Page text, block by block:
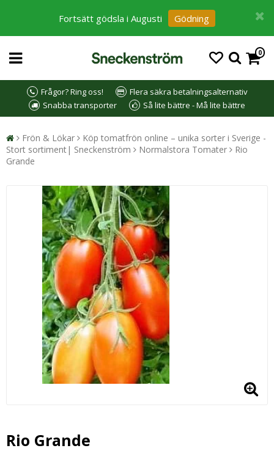
Fortsätt gödsla i Augusti Gödning
0
Frågor? Ring oss!
Flera säkra betalningsalternativ
Snabba transporter
Så lite bättre - Må lite bättre
Frön & Lökar
Köp tomatfrön online – unika sorter i Sverige -
Stort sortiment| Sneckenström
Normalstora Tomater
Rio
Grande
Rio Grande